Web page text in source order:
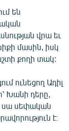
են
վրա եւ
մասին, իսկ
քողի տակ:
ունեցող Ադիլ
Խանի դերը,
սա սեփական
է։